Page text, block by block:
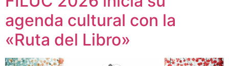
agenda cultural con la
«Ruta del Libro»